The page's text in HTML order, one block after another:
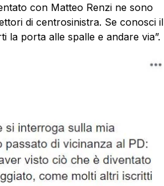
con Matteo Renzi ne sono
di centrosinistra. Se conosci il
la porta alle spalle e andare via”.